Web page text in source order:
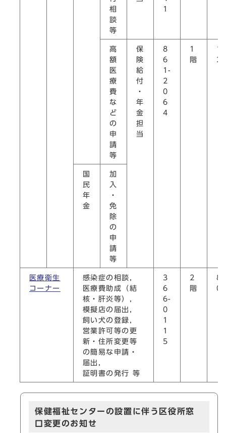
相
談
等
1
高
額
医
療
費
な
ど
の
申
請
等
保
険
給
付
・
年
金
担
当
8
6
1-
2
0
6
4
1
階
1
2
国
民
年
金
加
入
・
免
除
の
申
請
等
医療衛生
コーナー
感染症の相談，
医療費助成（結
核・肝炎等），
模擬店の届出，
飼い犬の登録，
営業許可等の更
新・住所変更等
の簡易な申請・
届出，
証明書の発行 等
3
6
6-
0
1
1
5
2
階
8
0
保健福祉センターの設置に伴う区役所窓
口変更のお知せ